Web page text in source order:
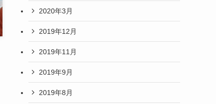
2020年3月
2019年12月
2019年11月
2019年9月
2019年8月